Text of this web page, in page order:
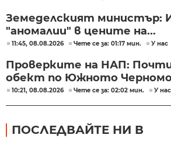
Земеделският министър:
"аномалии" в цените на...
11:45, 08.08.2026 Чете се за: 01:17 мин. У нас
Проверките на НАП:
обект по Южното
10:21, 08.08.2026 Чете се за: 02:02 мин. У нас
ПОСЛЕДВАЙТЕ НИ В